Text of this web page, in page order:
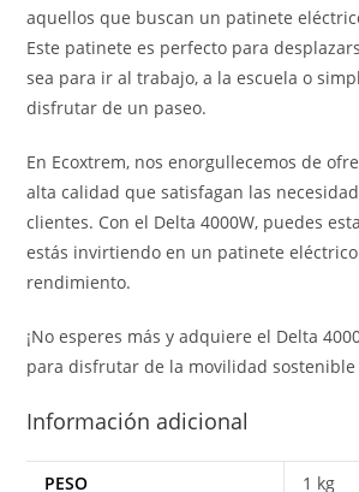
aquellos que buscan un patinete
Este patinete es perfecto para
sea para ir al trabajo, a la escuela o
disfrutar de un paseo.
En Ecoxtrem, nos enorgullecemos de
alta calidad que satisfagan las
clientes. Con el Delta 4000W, puedes
estás invirtiendo en un patinete
rendimiento.
¡No esperes más y adquiere el Delta
para disfrutar de la movilidad sostenible
Información adicional
PESO 1 kg